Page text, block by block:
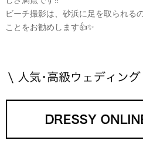
ビーチ撮影は、砂浜に足を取られる
ことをお勧めします👍✨